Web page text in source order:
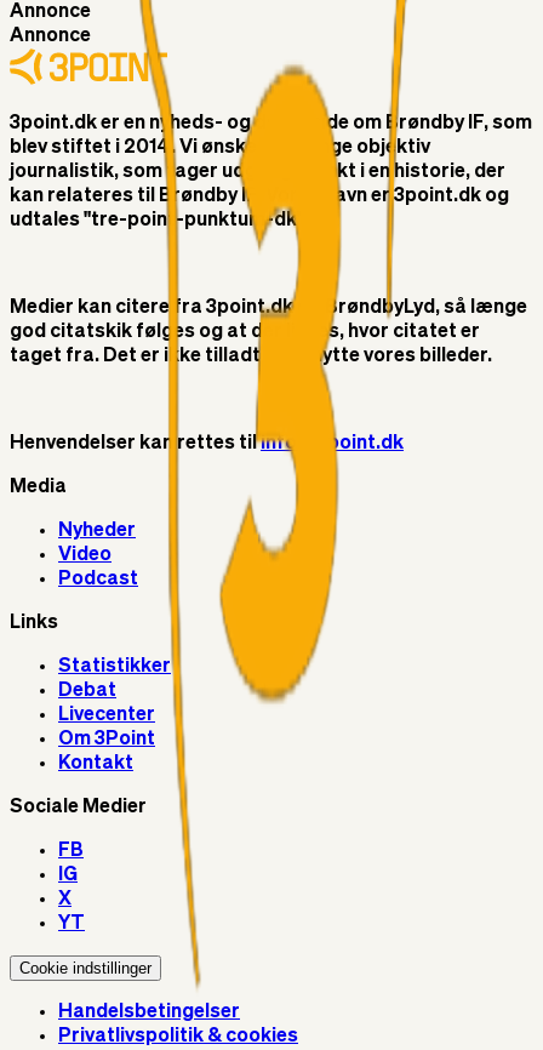
Annonce
Annonce
3point.dk er en nyheds- og debatside om Brøndby IF, som
blev stiftet i 2014. Vi ønsker at bringe objektiv
journalistik, som tager udgangspunkt i en historie, der
kan relateres til Brøndby IF. Vores navn er 3point.dk og
udtales "tre-point-punktum-dk"
Medier kan citere fra 3point.dk og BrøndbyLyd, så længe
god citatskik følges og at der linkes, hvor citatet er
taget fra. Det er ikke tilladt at benytte vores billeder.
Henvendelser kan rettes tilinfo@3point.dk
Media
Nyheder
Video
Podcast
Links
Statistikker
Debat
Livecenter
Om 3Point
Kontakt
Sociale Medier
FB
IG
X
YT
Cookie indstillinger
Handelsbetingelser
Privatlivspolitik & cookies